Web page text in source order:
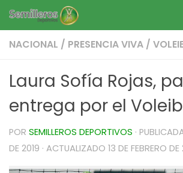
Saltar al contenido
NACIONAL / PRESENCIA VIVA /
Laura Sofía Rojas,
entrega por el
POR SEMILLEROS DEPORTIVOS ·
DE 2019 · ACTUALIZADO 13 DE FEBRERO